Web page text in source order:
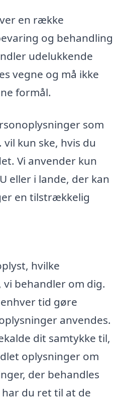
en række
og behandling
udelukkende
vegne og må ikke
formål.
som
kun ske, hvis du
Vi anvender kun
eller i lande, der kan
en tilstrækkelig
hvilke
behandler om dig.
tid gøre
anvendes.
dit samtykke til,
oplysninger om
der behandles
du ret til at de